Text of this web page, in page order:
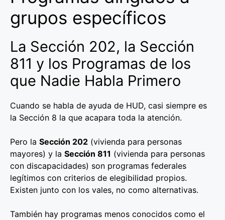
grupos específicos
La Sección 202, la Sección
811 y los Programas de los
que Nadie Habla Primero
Cuando se habla de ayuda de HUD, casi siempre es
la Sección 8 la que acapara toda la atención.
Pero la Sección 202 (vivienda para personas
mayores) y la Sección 811 (vivienda para personas
con discapacidades) son programas federales
legítimos con criterios de elegibilidad propios.
Existen junto con los vales, no como alternativas.
También hay programas menos conocidos como el